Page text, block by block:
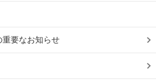
重要なお知らせ